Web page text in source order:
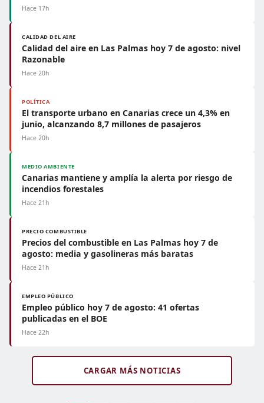
Hace 17h
CALIDAD DEL AIRE
Calidad del aire en Las Palmas hoy 7 de agosto: nivel
Razonable
Hace 20h
POLÍTICA
El transporte urbano en Canarias crece un 4,3% en
junio, alcanzando 8,7 millones de pasajeros
Hace 20h
MEDIO AMBIENTE
Canarias mantiene y amplía la alerta por riesgo de
incendios forestales
Hace 21h
PRECIO COMBUSTIBLE
Precios del combustible en Las Palmas hoy 7 de
agosto: media y gasolineras más baratas
Hace 21h
EMPLEO PÚBLICO
Empleo público hoy 7 de agosto: 41 ofertas
publicadas en el BOE
Hace 22h
CARGAR MÁS NOTICIAS